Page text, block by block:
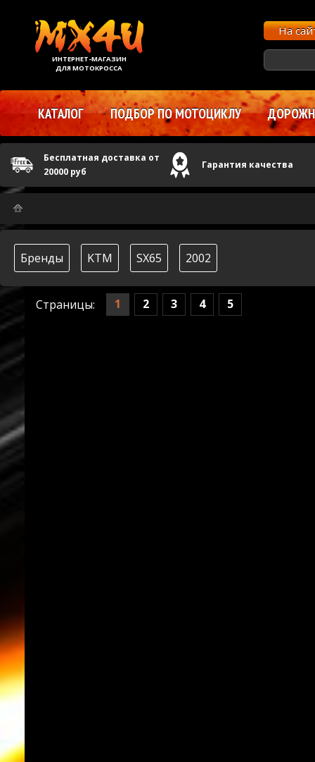
Бренды KTM SX65 2002
Страницы: 1 2 3 4 5
ИНТЕРНЕТ-МАГАЗИН
ДЛЯ МОТОКРОССА
На
КАТАЛОГ ПОДБОР ПО МОТОЦИКЛУ
Бесплатная доставка от
20000 руб
Гарантия качества